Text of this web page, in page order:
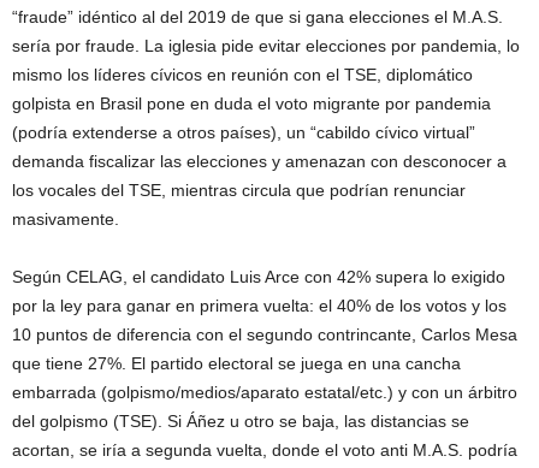
“fraude” idéntico al del 2019 de que si gana elecciones el M.A.S.
sería por fraude. La iglesia pide evitar elecciones por pandemia, lo
mismo los líderes cívicos en reunión con el TSE, diplomático
golpista en Brasil pone en duda el voto migrante por pandemia
(podría extenderse a otros países), un “cabildo cívico virtual”
demanda fiscalizar las elecciones y amenazan con desconocer a
los vocales del TSE, mientras circula que podrían renunciar
masivamente.
Según CELAG, el candidato Luis Arce con 42% supera lo exigido
por la ley para ganar en primera vuelta: el 40% de los votos y los
10 puntos de diferencia con el segundo contrincante, Carlos Mesa
que tiene 27%. El partido electoral se juega en una cancha
embarrada (golpismo/medios/aparato estatal/etc.) y con un árbitro
del golpismo (TSE). Si Áñez u otro se baja, las distancias se
acortan, se iría a segunda vuelta, donde el voto anti M.A.S. podría